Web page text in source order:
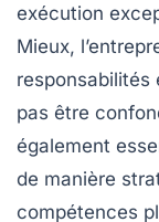
exécution
Mieux,
responsabilités
pas être
également
de manière
compétences